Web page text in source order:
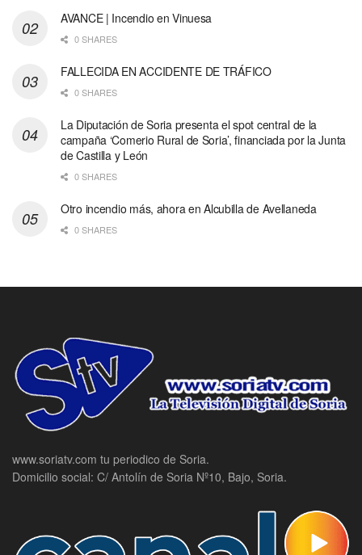
AVANCE | Incendio en Vinuesa
0 SHARES
FALLECIDA EN ACCIDENTE DE TRÁFICO
0 SHARES
La Diputación de Soria presenta el spot central de la
campaña ‘Comerio Rural de Soria’, financiada por la Junta
de Castilla y León
0 SHARES
Otro incendio más, ahora en Alcubilla de Avellaneda
0 SHARES
www.soriatv.com tu periodico de Soria.
Domicilio social: C/ Antolín de Soria Nº10, Bajo, Soria.